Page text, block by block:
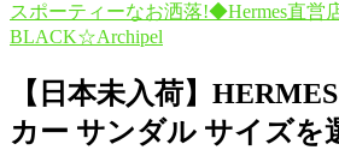
スポーティーなお洒落!◆Hermes直営
BLACK☆Archipel
【日本未入荷】
カー サンダル サイズを